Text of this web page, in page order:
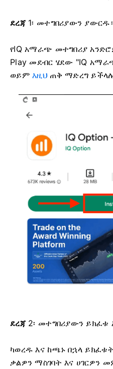
ደረጃ1፡ መተግበሪያውን
የIQ አማራጭ መተግበሪያ
Play መደብር ሄደው "IQ
ወይምእዚህጠቅ ማድረግ
ደረጃ2፡ መተግበሪያውን ይክፈቱ
ካወረዱ እና ከጫኑ በኋላ
ቃልዎን ማስገባት እና ሀገርዎን